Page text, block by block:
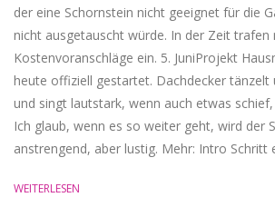
der eine Schornstein nicht geeignet für die
nicht ausgetauscht würde. In der Zeit trafen
Kostenvoranschläge ein. 5. JuniProjekt
heute offiziell gestartet. Dachdecker tänzelt
und singt lautstark, wenn auch etwas
Ich glaub, wenn es so weiter geht, wird der
anstrengend, aber lustig. Mehr: Intro Schritt
WEITERLESEN